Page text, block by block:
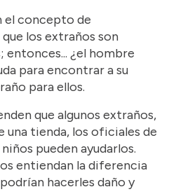
el concepto de
los extraños son
entonces... ¿el hombre
para encontrar a su
para ellos.
que algunos extraños,
una tienda, los oficiales de
pueden ayudarlos.
entiendan la diferencia
hacerles daño y